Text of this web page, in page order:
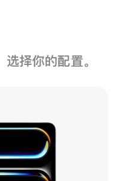
选择你的配置。